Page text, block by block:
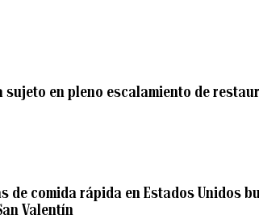
en pleno escalamiento de
de comida rápida en Estados Unidos
Valentín